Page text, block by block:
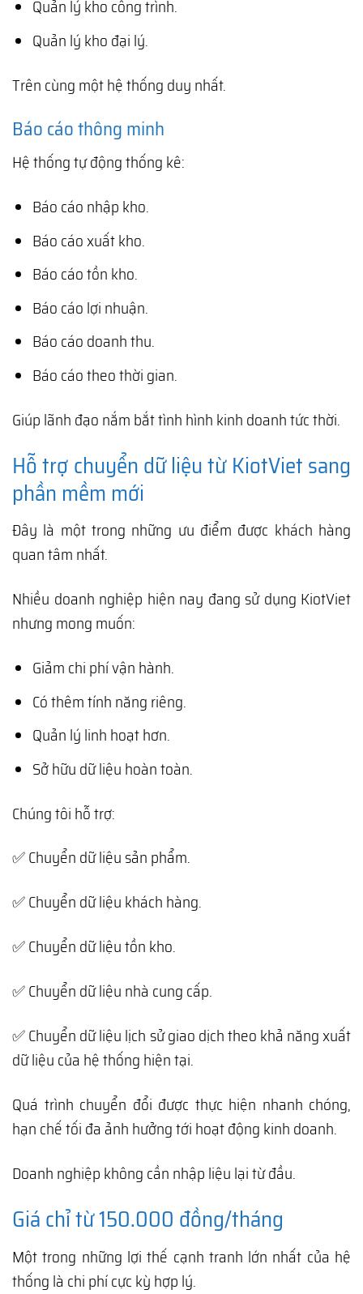
Quản lý kho công trình.
Quản lý kho đại lý.
Trên cùng một hệ thống duy nhất.
Báo cáo thông minh
Hệ thống tự động thống kê:
Báo cáo nhập kho.
Báo cáo xuất kho.
Báo cáo tồn kho.
Báo cáo lợi nhuận.
Báo cáo doanh thu.
Báo cáo theo thời gian.
Giúp lãnh đạo nắm bắt tình hình kinh doanh tức thời.
Hỗ trợ chuyển dữ liệu từ KiotViet sang
phần mềm mới
Đây là một trong những ưu điểm được khách hàng
quan tâm nhất.
Nhiều doanh nghiệp hiện nay đang sử dụng KiotViet
nhưng mong muốn:
Giảm chi phí vận hành.
Có thêm tính năng riêng.
Quản lý linh hoạt hơn.
Sở hữu dữ liệu hoàn toàn.
Chúng tôi hỗ trợ:
✅ Chuyển dữ liệu sản phẩm.
✅ Chuyển dữ liệu khách hàng.
✅ Chuyển dữ liệu tồn kho.
✅ Chuyển dữ liệu nhà cung cấp.
✅ Chuyển dữ liệu lịch sử giao dịch theo khả năng xuất
dữ liệu của hệ thống hiện tại.
Quá trình chuyển đổi được thực hiện nhanh chóng,
hạn chế tối đa ảnh hưởng tới hoạt động kinh doanh.
Doanh nghiệp không cần nhập liệu lại từ đầu.
Giá chỉ từ 150.000 đồng/tháng
Một trong những lợi thế cạnh tranh lớn nhất của hệ
thống là chi phí cực kỳ hợp lý.